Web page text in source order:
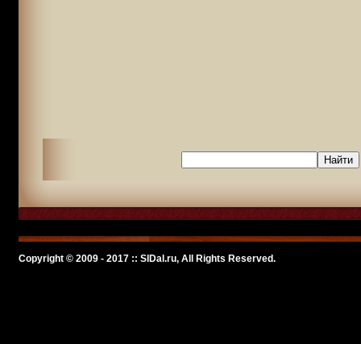
Copyright © 2009 - 2017 :: SlDal.ru, All Rights Reserved.